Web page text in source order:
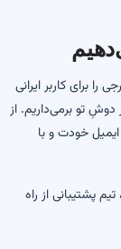
برای کاربر ایرانی
تو برمی‌داریم. از
خودت و با
پشتیبانی از راه